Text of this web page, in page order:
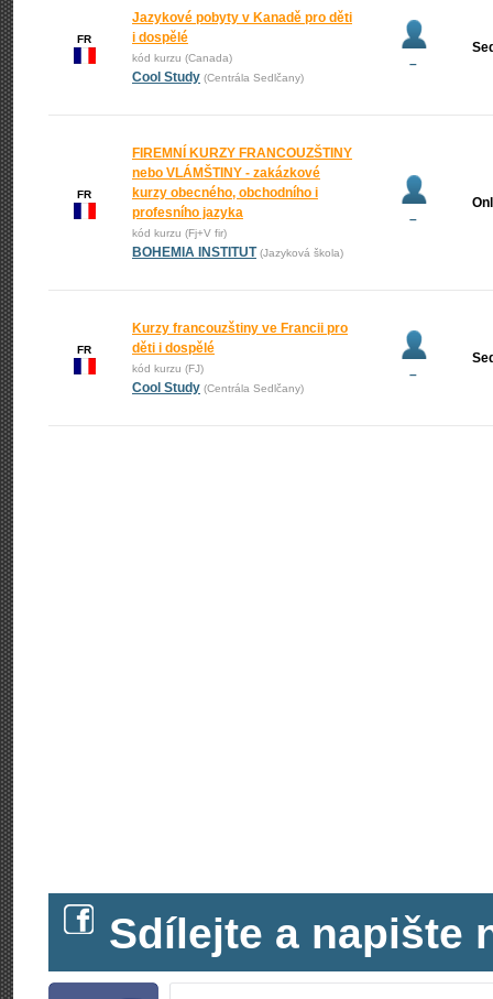
FR
Jazykové pobyty v Kanadě pro děti
i dospělé
kód kurzu (Canada)
Cool Study (Centrála Sedlčany)
–
FR
FIREMNÍ KURZY FRANCOUZŠTINY
nebo VLÁMŠTINY - zakázkové
kurzy obecného, obchodního i
profesního jazyka
kód kurzu (Fj+V fir)
BOHEMIA INSTITUT (Jazyková škola)
–
FR
Kurzy francouzštiny ve Francii pro
děti i dospělé
kód kurzu (FJ)
Cool Study (Centrála Sedlčany)
–
Sdílejte a napište